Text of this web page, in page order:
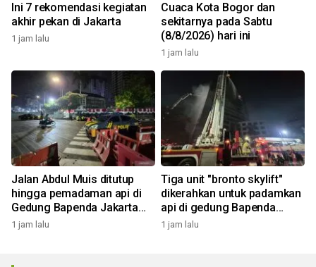
Ini 7 rekomendasi kegiatan
akhir pekan di Jakarta
1 jam lalu
Cuaca Kota Bogor dan
sekitarnya pada Sabtu
(8/8/2026) hari ini
1 jam lalu
Jalan Abdul Muis ditutup
hingga pemadaman api di
Gedung Bapenda Jakarta
selesai
1 jam lalu
Tiga unit "bronto skylift"
dikerahkan untuk padamkan
api di gedung Bapenda
Jakarta
1 jam lalu